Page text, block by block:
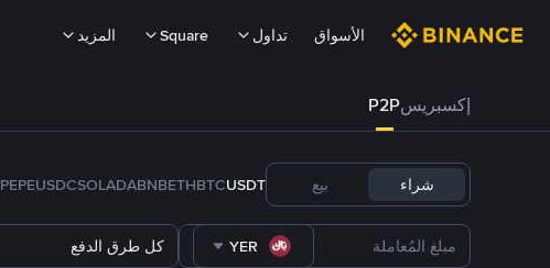
الأسواق تداول Square المزيد
إكسبريسP2P
شراء بيع USDT
BTC
ETH
BNB
ADA
SOL
USDC
PEPE
YER كل طرق الدفع